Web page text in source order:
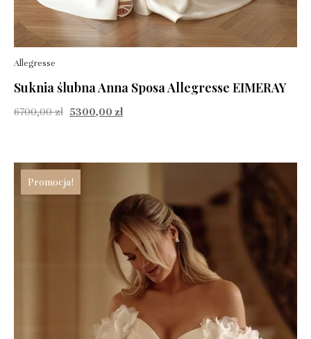
Allegresse
Suknia ślubna Anna Sposa Allegresse EIMERAY
6700,00zł 5300,00 zł
Promocja!